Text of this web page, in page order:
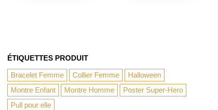
ÉTIQUETTES PRODUIT
Bracelet Femme Collier Femme
Halloween
Montre Enfant
Montre Homme
Poster Super-Hero
Pull pour elle